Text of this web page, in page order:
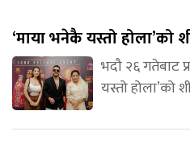
‘माया भनेकै यस्तो होला’को
भदौ २६ गतेबाट
यस्तो होला’को